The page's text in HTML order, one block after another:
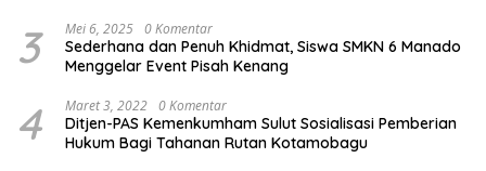
3 Mei 6, 2025 0 Komentar
Sederhana dan Penuh Khidmat, Siswa SMKN 6 Manado
Menggelar Event Pisah Kenang
4 Maret 3, 2022 0 Komentar
Ditjen-PAS Kemenkumham Sulut Sosialisasi Pemberian
Hukum Bagi Tahanan Rutan Kotamobagu